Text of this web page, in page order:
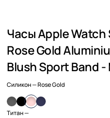
Часы Apple Watch
Rose Gold
Blush Sport Band -
Силикон— Rose Gold
Титан—